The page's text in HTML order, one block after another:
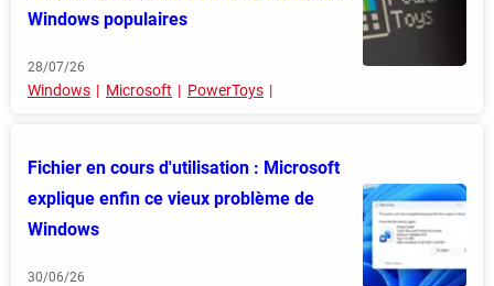
Windows populaires
28/07/26
Windows Microsoft PowerToys
Fichier en cours d'utilisation : Microsoft
explique enfin ce vieux problème de
Windows
30/06/26